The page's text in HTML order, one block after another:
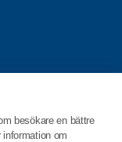
besökare en bättre
om